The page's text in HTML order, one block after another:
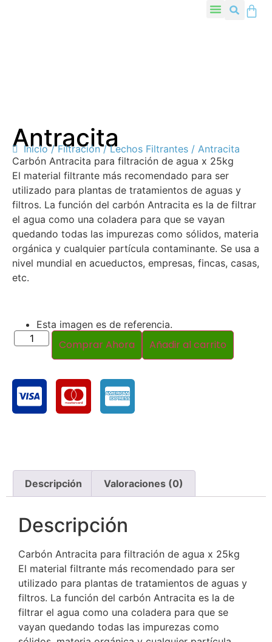
Antracita
Inicio/Filtración/Lechos Filtrantes/ Antracita
Carbón Antracita para filtración de agua x 25kg
El material filtrante más recomendado para ser
utilizado para plantas de tratamientos de aguas y
filtros. La función del carbón Antracita es la de filtrar
el agua como una coladera para que se vayan
quedando todas las impurezas como sólidos, materia
orgánica y cualquier partícula contaminante. Se usa a
nivel mundial en acueductos, empresas, fincas, casas,
etc.
Esta imagen es de referencia.
Comprar Ahora Añadir al carrito
Descripción Valoraciones (0)
Descripción
Carbón Antracita para filtración de agua x 25kg
El material filtrante más recomendado para ser
utilizado para plantas de tratamientos de aguas y
filtros. La función del carbón Antracita es la de
filtrar el agua como una coladera para que se
vayan quedando todas las impurezas como